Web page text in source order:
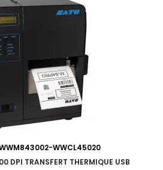
WWCL45020
DPI TRANSFERT THERMIQUE USB